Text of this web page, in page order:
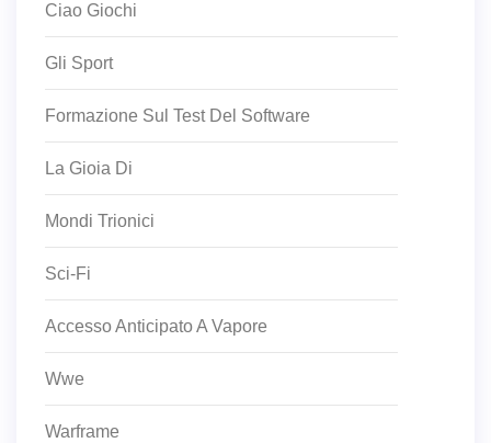
Ciao Giochi
Gli Sport
Formazione Sul Test Del Software
La Gioia Di
Mondi Trionici
Sci-Fi
Accesso Anticipato A Vapore
Wwe
Warframe